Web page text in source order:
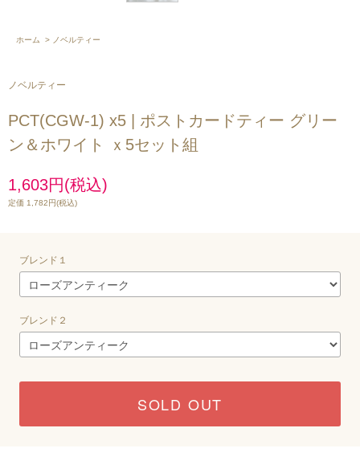
ホーム > ノベルティー
ノベルティー
PCT(CGW-1) x5 | ポストカードティー グリー
ン＆ホワイト ｘ5セット組
1,603円(税込)
定価 1,782円(税込)
ブレンド１
ブレンド２
SOLD OUT